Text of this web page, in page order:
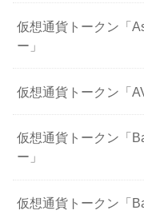
仮想通貨トークン「
ー」
仮想通貨トークン「
仮想通貨トークン「
ー」
仮想通貨トークン「